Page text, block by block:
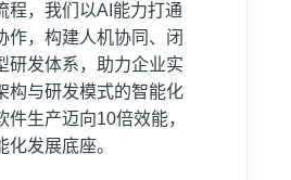
程，我们以AI能力打通
作，构建人机协同、闭
研发体系，助力企业实
构与研发模式的智能化
件生产迈向10倍效能，
化发展底座。